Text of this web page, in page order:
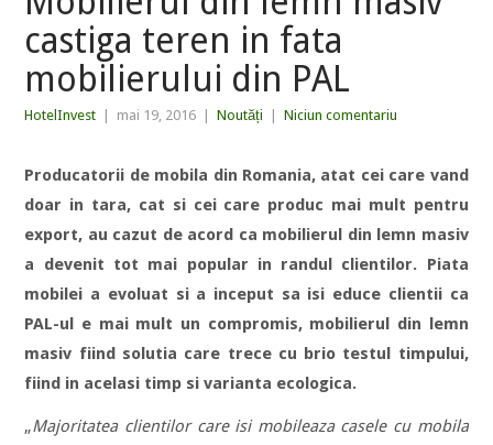
castiga teren in fata
mobilierului din PAL
HotelInvest mai 19, 2016 Noutăți Niciun comentariu
Producatorii de mobila din Romania, atat cei care vand
doar in tara, cat si cei care produc mai mult pentru
export, au cazut de acord ca mobilierul din lemn masiv
a devenit tot mai popular in randul clientilor. Piata
mobilei a evoluat si a inceput sa isi educe clientii ca
PAL-ul e mai mult un compromis, mobilierul din lemn
masiv fiind solutia care trece cu brio testul timpului,
fiind in acelasi timp si varianta ecologica.
„Majoritatea clientilor care isi mobileaza casele cu mobila